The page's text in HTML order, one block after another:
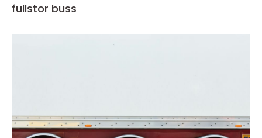
fullstor buss